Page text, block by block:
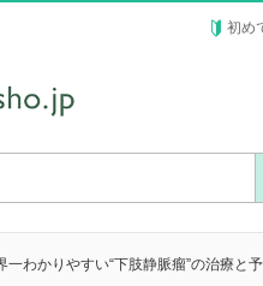
初め
一わかりやすい“下肢静脈瘤”の治療と